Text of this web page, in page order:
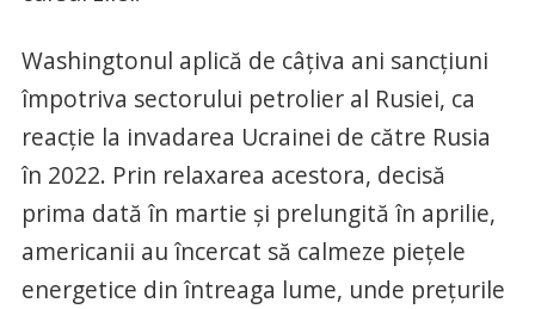
Washingtonul aplică de câţiva ani sancţiuni
împotriva sectorului petrolier al Rusiei, ca
reacţie la invadarea Ucrainei de către Rusia
în 2022. Prin relaxarea acestora, decisă
prima dată în martie şi prelungită în aprilie,
americanii au încercat să calmeze pieţele
energetice din întreaga lume, unde preţurile